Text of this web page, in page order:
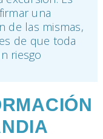
una
de las mismas,
de que toda
riesgo